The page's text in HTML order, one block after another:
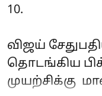
10.
விஜய்
தொடங்கிய பிக்
முயற்சிக்கு